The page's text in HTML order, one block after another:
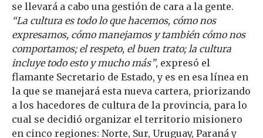
se llevará a cabo una gestión de cara a la gente.
“La cultura es todo lo que hacemos, cómo nos
expresamos, cómo manejamos y también cómo nos
comportamos; el respeto, el buen trato; la cultura
incluye todo esto y mucho más”, expresó el
flamante Secretario de Estado, y es en esa línea en
la que se manejará esta nueva cartera, priorizando
a los hacedores de cultura de la provincia, para lo
cual se decidió organizar el territorio misionero
en cinco regiones: Norte, Sur, Uruguay, Paraná y